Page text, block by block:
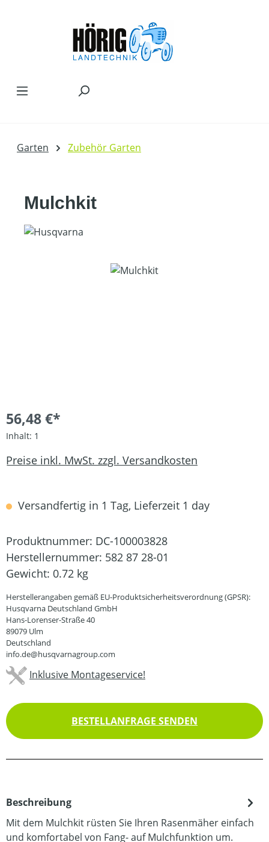
Garten Zubehör Garten
Mulchkit
Bildergalerie überspringen
56,48 €*
Inhalt: 1
Preise inkl. MwSt. zzgl. Versandkosten
Versandfertig in 1 Tag, Lieferzeit 1 day
Produktnummer: DC-100003828
Herstellernummer: 582 87 28-01
Gewicht: 0.72 kg
Herstellerangaben gemäß EU-Produktsicherheitsverordnung (GPSR):
Husqvarna Deutschland GmbH
Hans-Lorenser-Straße 40
89079 Ulm
Deutschland
info.de@husqvarnagroup.com
Inklusive Montageservice!
BESTELLANFRAGE SENDEN
Beschreibung
Mit dem Mulchkit rüsten Sie Ihren Rasenmäher einfach
und komfortabel von Fang- auf Mulchfunktion um.